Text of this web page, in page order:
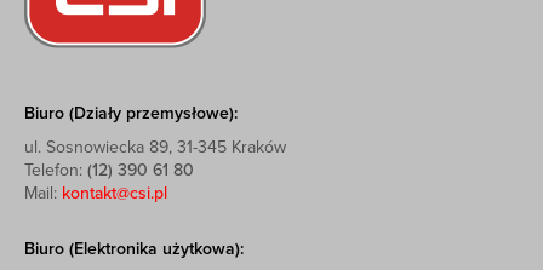
Biuro (Działy przemysłowe):
ul. Sosnowiecka 89, 31-345 Kraków
Telefon: (12) 390 61 80
Mail: kontakt@csi.pl
Biuro (Elektronika użytkowa):